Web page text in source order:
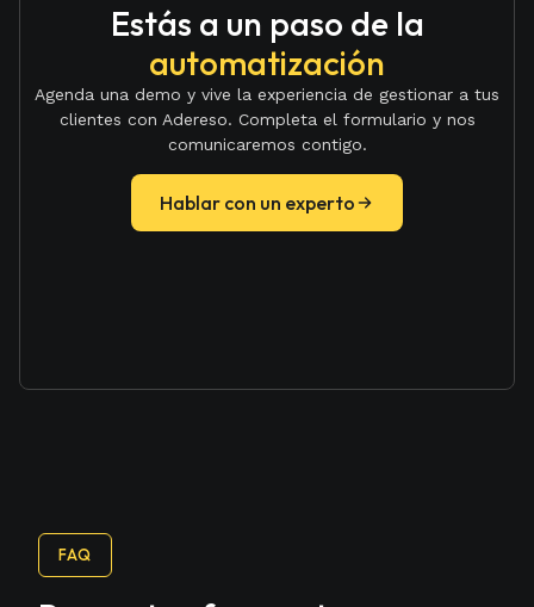
Estás a un paso de la
automatización
Agenda una demo y vive la experiencia de gestionar a tus
clientes con Adereso. Completa el formulario y nos
comunicaremos contigo.
Hablar con un experto
FAQ